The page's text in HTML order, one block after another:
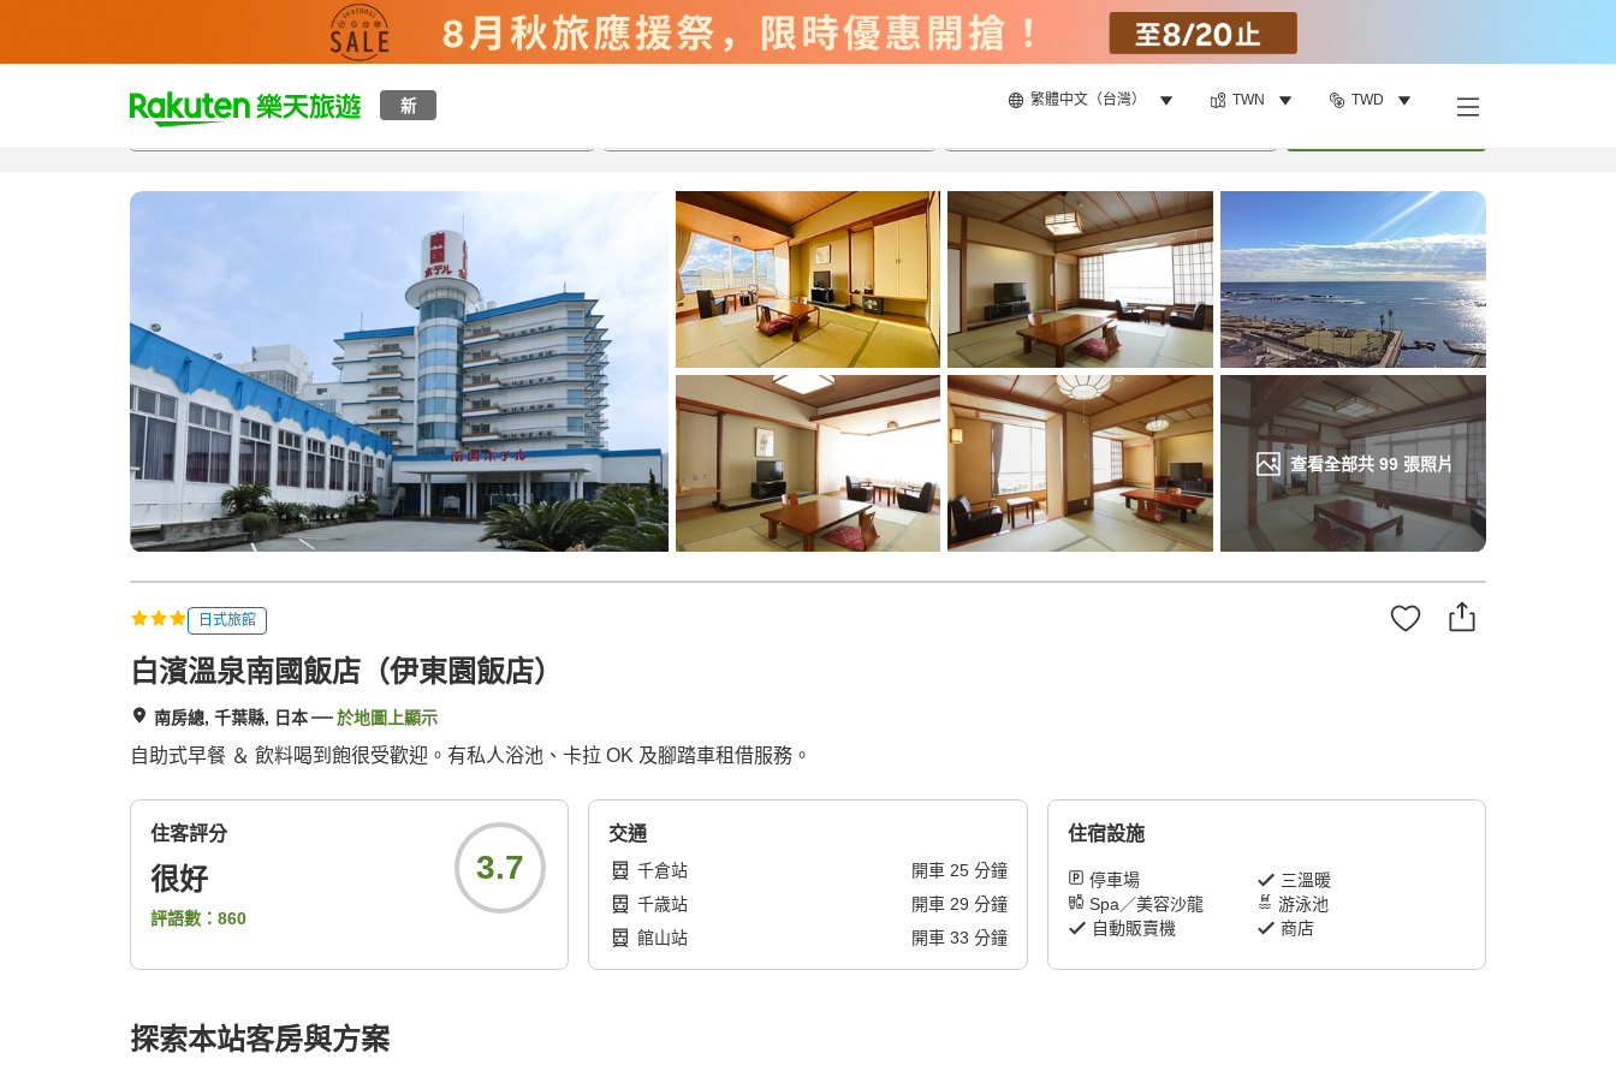
新 繁體中文（台灣） TWN TWD
t
p
a
e
a
r
c
h
查看全部共 99張照片
總覽客房與方案評語設施
日式旅館
白濱溫泉南國飯店（伊東園飯店）
南房總, 千葉縣, 日本 於地圖上顯示
自助式早餐 ＆ 飲料喝到飽很受歡迎。有私人浴池、卡拉 OK 及腳踏車租借服務。
住客評分
很好
評語數： 860
3.7
交通
千倉站 開車 25分鐘
千歳站
開車 29 分鐘
館山站
開車 33 分鐘
住宿設施
停車場
三溫暖
Spa／美容沙龍
游泳池
自動販賣機
商店
探索本站客房與方案